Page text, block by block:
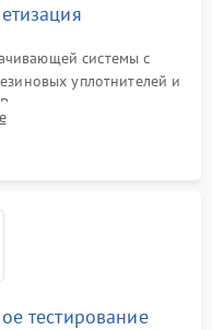
системы с
уплотнителей и
корпуса
или аргоном для
тестирование